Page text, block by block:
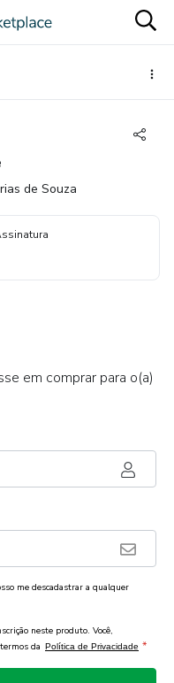
de Souza
em comprar para o(a)
me descadastrar a qualquer
neste produto. Você,
da Política de Privacidade *